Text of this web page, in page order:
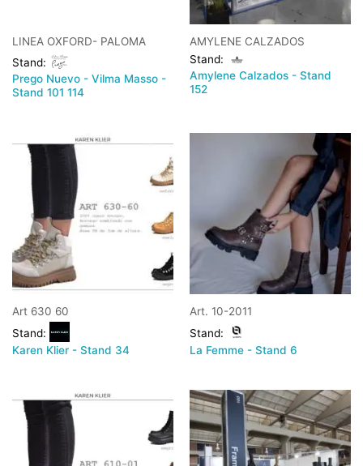
LINEA OXFORD- PALOMA
Stand:
Prego Nuevo - Vilma Masso -
Stand 101 114
AMYLENE CALZADOS
Stand:
Amylene Calzados - Stand
152
Art 630 60
Stand:
Karen Klier - Stand 34
Art. 10-2011
Stand:
La Femme - Stand 6